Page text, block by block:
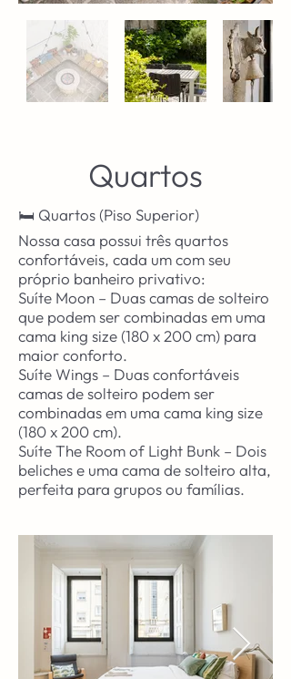
Quartos
🛏️ Quartos (Piso Superior)
Nossa casa possui três quartos
confortáveis, cada um com seu
próprio banheiro privativo:
Suíte Moon – Duas camas de solteiro
que podem ser combinadas em uma
cama king size (180 x 200 cm) para
maior conforto.
Suíte Wings – Duas confortáveis
camas de solteiro podem ser
combinadas em uma cama king size
(180 x 200 cm).
Suíte The Room of Light Bunk – Dois
beliches e uma cama de solteiro alta,
perfeita para grupos ou famílias.